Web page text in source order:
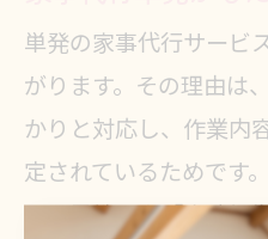
単発の家事代行サービ
がります。その理由は
かりと対応し、作業内
定されているためです
らし男性」や「家政婦